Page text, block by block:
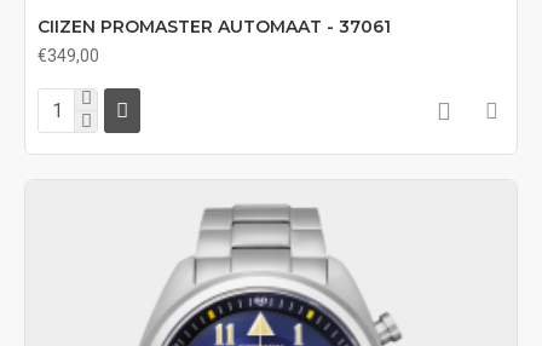
CIIZEN PROMASTER AUTOMAAT - 37061
€349,00